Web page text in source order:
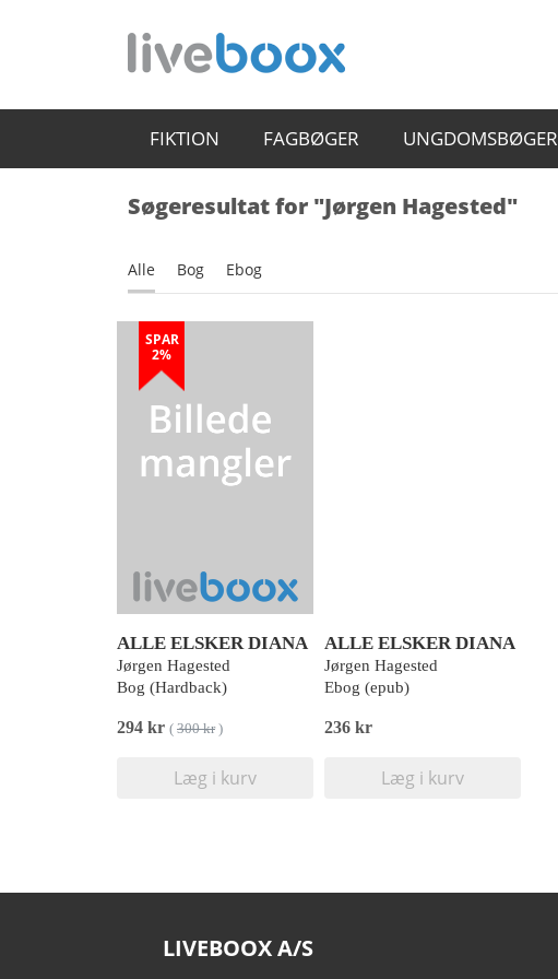
FIKTION FAGBØGER UNGDOMSBØGER
Søgeresultat for "Jørgen Hagested"
Alle Bog Ebog
SPAR
2%
ALLE ELSKER DIANA
Jørgen Hagested
Bog (Hardback)
294 kr ( 300 kr)
Læg i kurv
ALLE ELSKER DIANA
Jørgen Hagested
Ebog (epub)
236 kr
Læg i kurv
LIVEBOOX A/S